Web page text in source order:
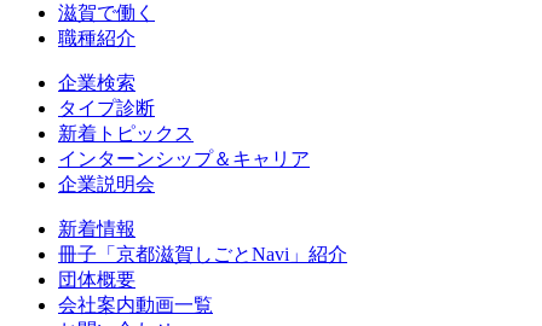
滋賀で働く
職種紹介
企業検索
タイプ診断
新着トピックス
インターンシップ＆キャリア
企業説明会
新着情報
冊子「京都滋賀しごとNavi」紹介
団体概要
会社案内動画一覧